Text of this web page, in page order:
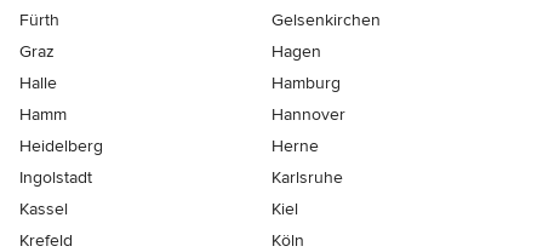
Fürth
Gelsenkirchen
Graz
Hagen
Halle
Hamburg
Hamm
Hannover
Heidelberg
Herne
Ingolstadt
Karlsruhe
Kassel
Kiel
Krefeld
Köln